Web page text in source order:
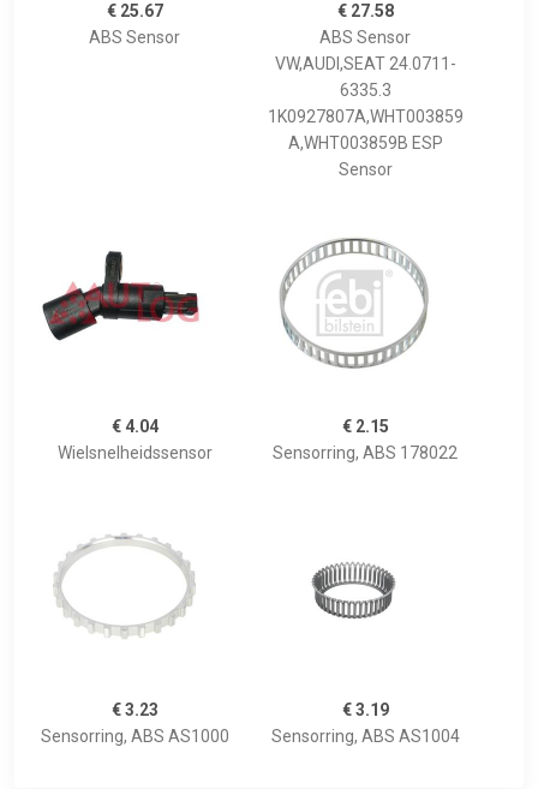
€ 25.67
ABS Sensor
€ 27.58
ABS Sensor
VW,AUDI,SEAT 24.0711-
6335.3
1K0927807A,WHT003859
A,WHT003859B ESP
Sensor
€ 4.04
Wielsnelheidssensor
€ 2.15
Sensorring, ABS 178022
€ 3.23
Sensorring, ABS AS1000
€ 3.19
Sensorring, ABS AS1004